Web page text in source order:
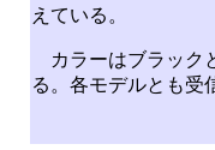
えている。
カラーはブラック
る。各モデルとも受